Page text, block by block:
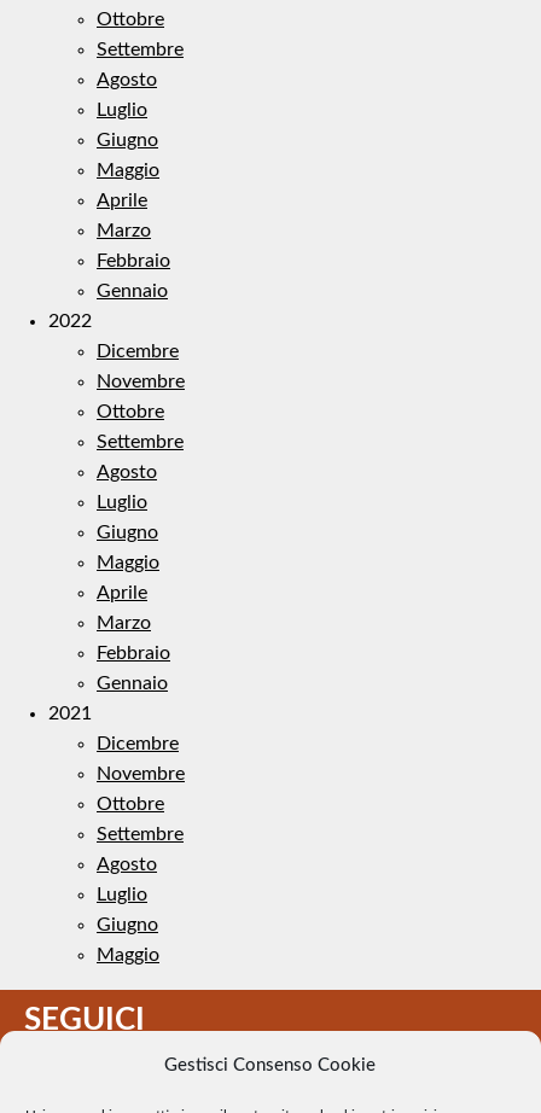
Gestisci Consenso Cookie
Ottobre
Settembre
Agosto
Luglio
Giugno
Maggio
Aprile
Marzo
Febbraio
Gennaio
2022
Dicembre
Novembre
Ottobre
Settembre
Agosto
Luglio
Giugno
Maggio
Aprile
Marzo
Febbraio
Gennaio
2021
Dicembre
Novembre
Ottobre
Settembre
Agosto
Luglio
Giugno
Maggio
SEGUICI